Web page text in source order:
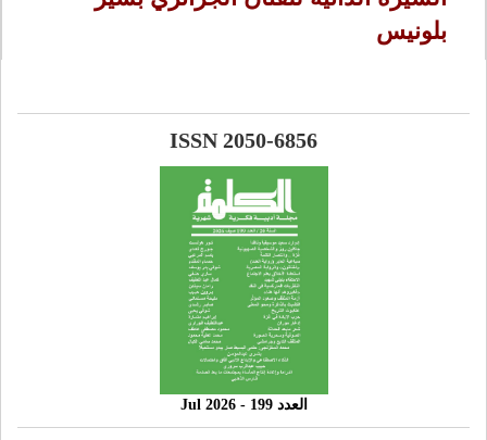
بلونيس
ISSN 2050-6856
العدد 199 - 2026 Jul